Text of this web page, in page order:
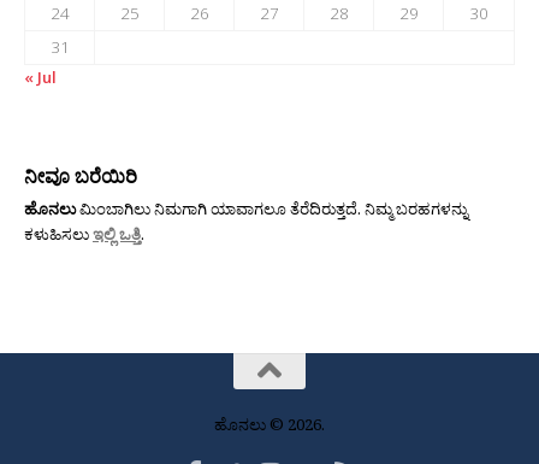
24
25 26 27 28 29
30
31
« Jul
ನೀವೂ ಬರೆಯಿರಿ
ಹೊನಲುಮಿಂಬಾಗಿಲು ನಿಮಗಾಗಿ ಯಾವಾಗಲೂ ತೆರೆದಿರುತ್ತದೆ. ನಿಮ್ಮ ಬರಹಗಳನ್ನು
ಕಳುಹಿಸಲುಇಲ್ಲಿ ಒತ್ತಿ.
ಹೊನಲು © 2026.